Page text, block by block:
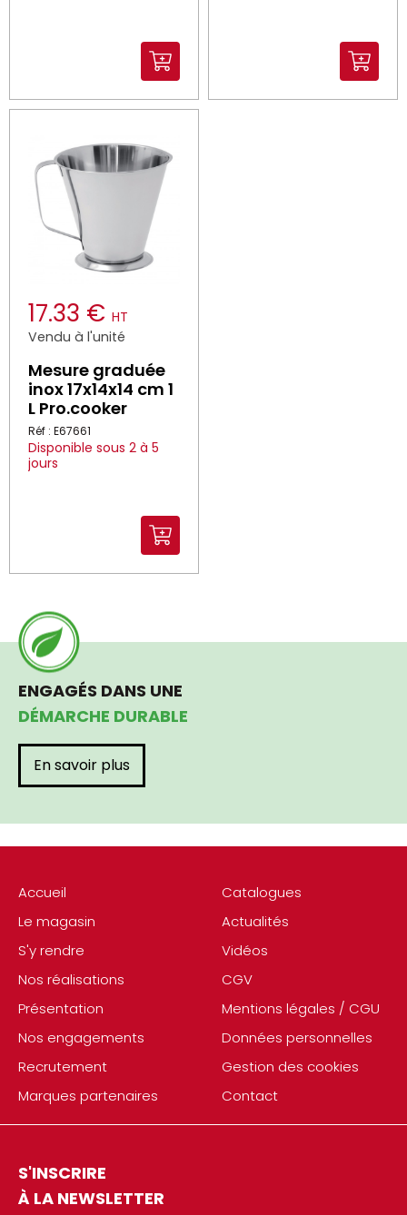
17.33 € HT
Vendu à l'unité
Mesure graduée
inox 17x14x14 cm 1
L Pro.cooker
Réf : E67661
Disponible sous 2 à 5
jours
Accueil
Le magasin
S'y rendre
Nos réalisations
Présentation
Nos engagements
Recrutement
Marques partenaires
Catalogues
Actualités
Vidéos
CGV
Mentions légales / CGU
Données personnelles
Gestion des cookies
Contact
S'INSCRIRE
À LA NEWSLETTER
ENGAGÉS DANS UNE
DÉMARCHE DURABLE
En savoir plus